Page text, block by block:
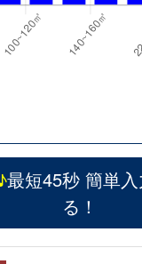
最短45秒 簡単
る！